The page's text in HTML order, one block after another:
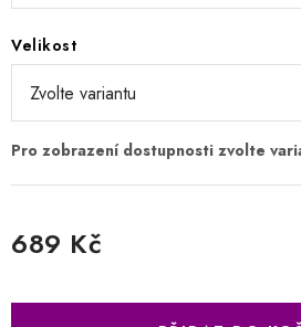
Velikost
689 Kč